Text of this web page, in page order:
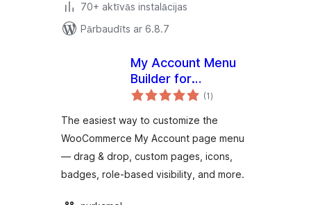
70+ aktīvās instalācijas
Pārbaudīts ar 6.8.7
My Account Menu
Builder for
WooCommerce
(1vērtējumu
kopsumma
)
The easiest way to customize the
WooCommerce My Account page menu
— drag & drop, custom pages, icons,
badges, role-based visibility, and more.